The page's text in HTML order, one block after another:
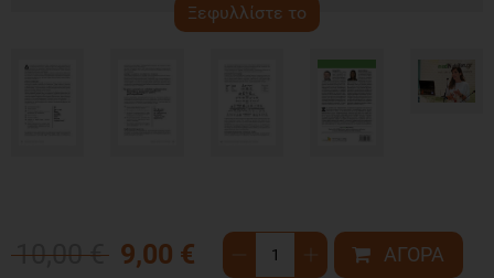
Ξεφυλλίστε το
10,00 € 9,00 €